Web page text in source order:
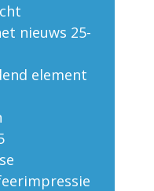
nieuws 25-
element